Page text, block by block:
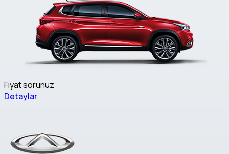
Fiyat sorunuz
Detaylar